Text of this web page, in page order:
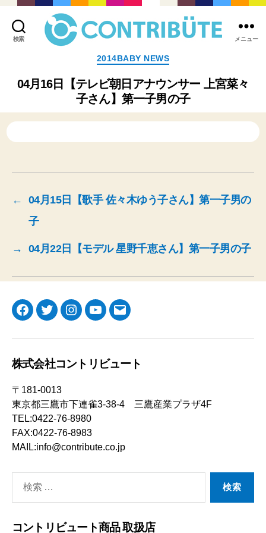
検索
式
社
コ
ン
ト
ー
(
Contribute,inc.
メニュー
カ
テ
ゴ
リ
ー
2014BABY NEWS
04月16日【テレビ朝日アナウンサー 上宮菜々
子さん】第一子男の子
←
04月15日【歌手 佐々木ゆう子さん】第一子男の
子
→ 04月22日【モデル 星野千恵さん】第一子男の子
Facebook
TwitterInstagramYouTube
メ
株式会社コントリビュート
〒181-0013
東京都三鷹市下連雀3-38-4 三鷹産業プラザ4F
TEL:0422-76-8980
FAX:0422-76-8983
MAIL:info@contribute.co.jp
索
コントリビュート商品 取扱店